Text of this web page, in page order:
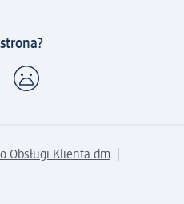
Obsługi Klienta dm